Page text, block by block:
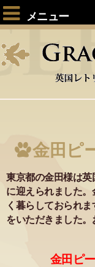
メニュー
金田ピ
東京都の金田様は
に迎えられました
く暮らしておられ
をいただきました
金田ピ